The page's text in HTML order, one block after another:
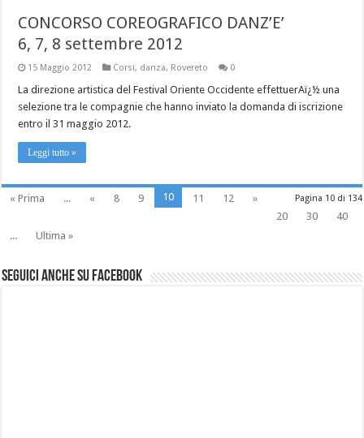
CONCORSO COREOGRAFICO DANZ’E’
6, 7, 8 settembre 2012
15 Maggio 2012 Corsi, danza, Rovereto 0
La direzione artistica del Festival Oriente Occidente effettuerAï¿½ una
selezione tra le compagnie che hanno inviato la domanda di iscrizione
entro il 31 maggio 2012.
Leggi tutto »
Pagina 10 di 134
« Prima ... « 8 9 10 11 12
»
20
30
40
...
Ultima »
Seguici anche su Facebook